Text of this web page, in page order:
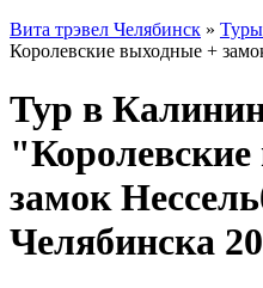
Вита трэвел Челябинск »
Королевские выходные +
Тур в
замок
Челябинска